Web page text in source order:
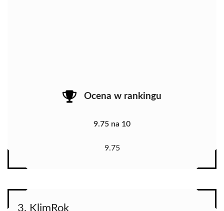
Ocena w rankingu
9.75 na 10
9.75
3. KlimRok